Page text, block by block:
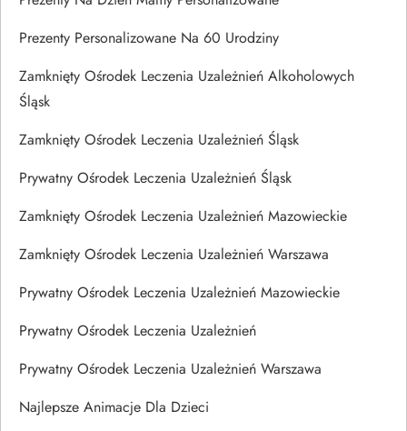
Prezenty Personalizowane Na 60 Urodziny
Zamknięty Ośrodek Leczenia Uzależnień Alkoholowych
Śląsk
Zamknięty Ośrodek Leczenia Uzależnień Śląsk
Prywatny Ośrodek Leczenia Uzależnień Śląsk
Zamknięty Ośrodek Leczenia Uzależnień Mazowieckie
Zamknięty Ośrodek Leczenia Uzależnień Warszawa
Prywatny Ośrodek Leczenia Uzależnień Mazowieckie
Prywatny Ośrodek Leczenia Uzależnień
Prywatny Ośrodek Leczenia Uzależnień Warszawa
Najlepsze Animacje Dla Dzieci